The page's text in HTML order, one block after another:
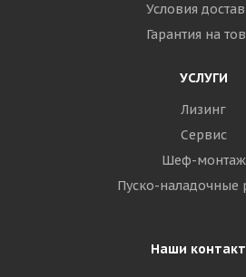
Условия
Гарантия на
УСЛУГИ
Лизинг
Сервис
Шеф-монтаж
Пуско-наладочные
Наши